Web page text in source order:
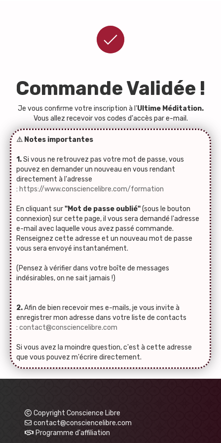
Commande Validée !
Je vous confirme votre inscription à l'Ultime Méditation.
Vous allez recevoir vos codes d'accès par e-mail.
⚠️ Notes importantes
1.Si vous ne retrouvez pas votre mot de passe, vous
pouvez en demander un nouveau en vous rendant
directement à l'adresse
: https://www.consciencelibre.com/formation
En cliquant sur"Mot de passe oublié"(sous le bouton
connexion) sur cette page, il vous sera demandé l'adresse
e-mail avec laquelle vous avez passé commande.
Renseignez cette adresse et un nouveau mot de passe
vous sera envoyé instantanément.
(Pensez à vérifier dans votre boîte de messages
indésirables, on ne sait jamais !)
2.Afin de bien recevoir mes e-mails, je vous invite à
enregistrer mon adresse dans votre liste de contacts
: contact@consciencelibre.com
Si vous avez la moindre question, c'est à cette adresse
que vous pouvez m'écrire directement.
Copyright Conscience Libre
contact@consciencelibre.com
Programme d'affiliation